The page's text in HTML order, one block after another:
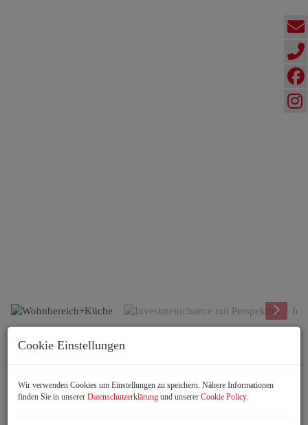
Beschreibung
Attraktive
Cookie Einstellungen
Wir verwenden Cookies um Einstellungen zu speichern. Nähere Informationen
finden Sie in unserer Datenschutzerklärung und unserer Cookie Policy.